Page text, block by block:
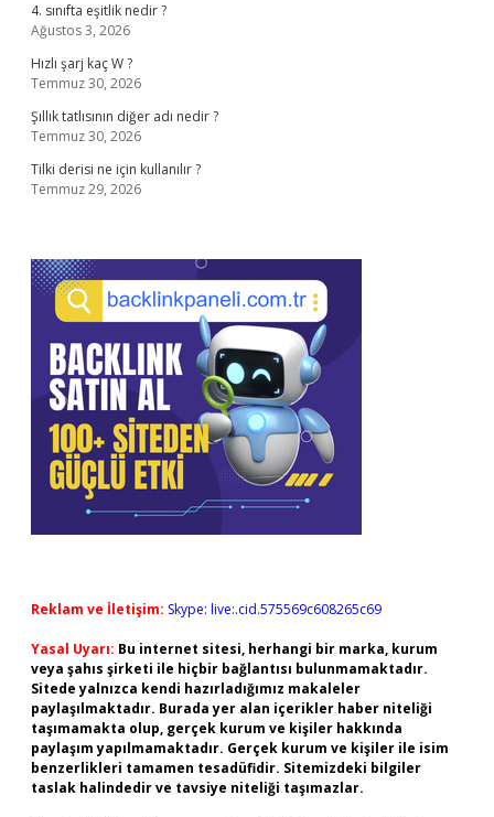
4. sınıfta eşitlik nedir ?
Ağustos 3, 2026
Hızlı şarj kaç W ?
Temmuz 30, 2026
Şıllık tatlısının diğer adı nedir ?
Temmuz 30, 2026
Tilki derisi ne için kullanılır ?
Temmuz 29, 2026
Reklam ve İletişim: Skype: live:.cid.575569c608265c69
Yasal Uyarı: Bu internet sitesi, herhangi bir marka, kurum
veya şahıs şirketi ile hiçbir bağlantısı bulunmamaktadır.
Sitede yalnızca kendi hazırladığımız makaleler
paylaşılmaktadır. Burada yer alan içerikler haber niteliği
taşımamakta olup, gerçek kurum ve kişiler hakkında
paylaşım yapılmamaktadır. Gerçek kurum ve kişiler ile isim
benzerlikleri tamamen tesadüfidir. Sitemizdeki bilgiler
taslak halindedir ve tavsiye niteliği taşımazlar.